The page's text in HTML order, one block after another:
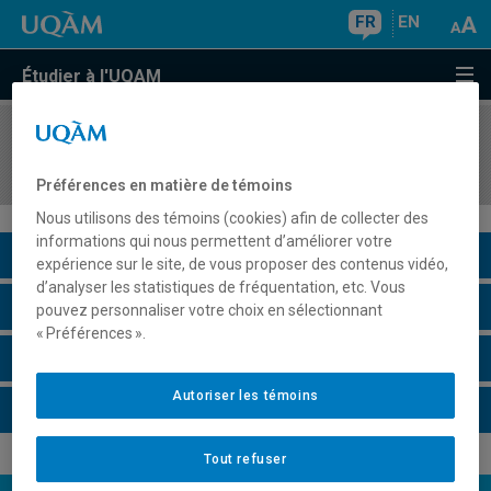
FR EN
Étudier à l'UQAM
COURS//
Description du cours
Horaire - Été 2026
Préférences en matière de témoins
Nous utilisons des témoins (cookies) afin de collecter des
informations qui nous permettent d’améliorer votre
expérience sur le site, de vous proposer des contenus vidéo,
d’analyser les statistiques de fréquentation, etc. Vous
pouvez personnaliser votre choix en sélectionnant
« Préférences ».
Tout refuser
Autoriser les témoins